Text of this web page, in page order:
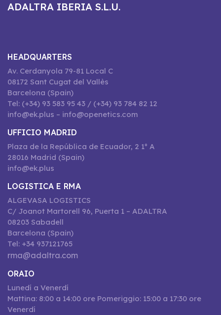
ADALTRA IBERIA S.L.U.
HEADQUARTERS
Av. Cerdanyola 79-81 Local C
08172 Sant Cugat del Vallès
Barcelona (Spain)
Tel: (+34) 93 583 95 43 / (+34) 93 784 82 12
info@ek.plus – info@openetics.com
UFFICIO MADRID
Plaza de la República de Ecuador, 2 1º A
28016 Madrid (Spain)
info@ek.plus
LOGISTICA E RMA
ALGEVASA LOGISTICS
C/ Joanot Martorell 96, Puerta 1 – ADALTRA
08203 Sabadell
Barcelona (Spain)
Tel: +34 937121765
rma@adaltra.com
ORAIO
Lunedí a Venerdí
Mattina: 8:00 a 14:00 ore Pomeriggio: 15:00 a 17:30 ore
Venerdí